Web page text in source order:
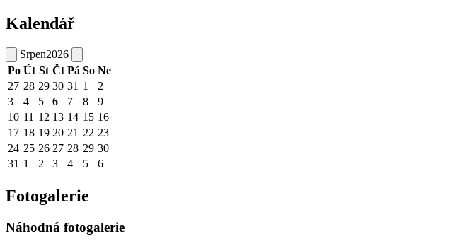
Kalendář
Srpen2026
Po Út St Čt Pá So Ne
27 28 29 30 31 1
2
3
4 5 6 7 8
9
10 11 12 13 14 15 16
17 18 19 20 21 22 23
24 25 26 27 28 29 30
31 1 2 3 4 5 6
Fotogalerie
Náhodná fotogalerie